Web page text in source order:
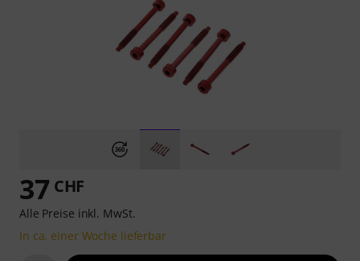
37 CHF
Alle Preise inkl. MwSt.
In ca. einer Woche lieferbar